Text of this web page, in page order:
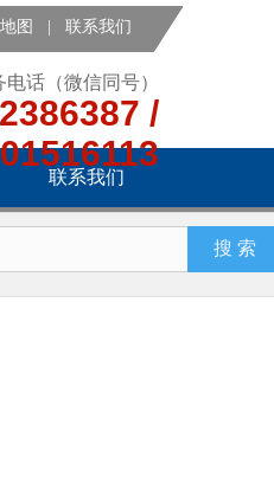
图 联系我们
话（微信同号）
/
联系我们